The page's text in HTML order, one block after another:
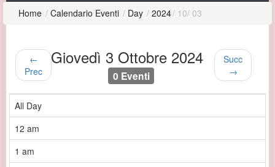
Home / Calendario Eventi / Day / 2024/ 10/ 03
←
Prec
Giovedì 3 Ottobre 2024
0 Eventi
Succ
→
All Day
12 am
1 am